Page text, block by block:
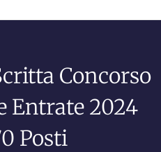
Concorso
Entrate 2024
Posti